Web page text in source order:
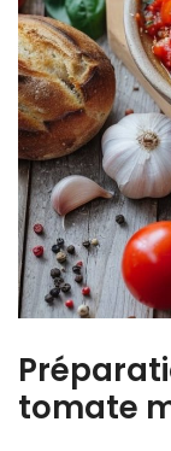
tomate